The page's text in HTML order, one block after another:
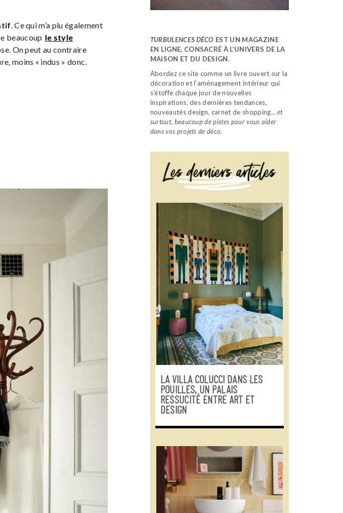
. Ce qui m’a plu également
beaucoup le style
On peut au contraire
moins « indus » donc.
TURBULENCES DÉCO EST UN MAGAZINE
EN LIGNE, CONSACRÉ À L’UNIVERS DE LA
MAISON ET DU DESIGN.
Abordez ce site comme un livre ouvert sur la
décoration et l’aménagement intérieur qui
s’étoffe chaque jour de nouvelles
inspirations, des dernières tendances,
nouveautés design, carnet de shopping…et
surtout, beaucoup de pistes pour vous aider
dans vos projets de déco.
LA VILLA COLUCCI DANS LES
POUILLES, UN PALAIS
RESSUCITÉ ENTRE ART ET
DESIGN